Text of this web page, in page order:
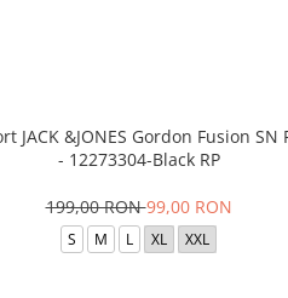
JACK &JONES Gordon Fusion SN
- 12273304-Black RP
199,00 RON99,00 RON
S M L XL XXL